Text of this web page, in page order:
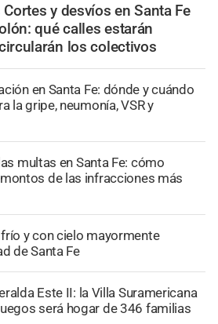
Cortes y desvíos en Santa Fe
qué calles estarán
los colectivos
en Santa Fe: dónde y cuándo
la gripe, neumonía, VSR y
multas en Santa Fe: cómo
de las infracciones más
y con cielo mayormente
de Santa Fe
Este II: la Villa Suramericana
será hogar de 346 familias